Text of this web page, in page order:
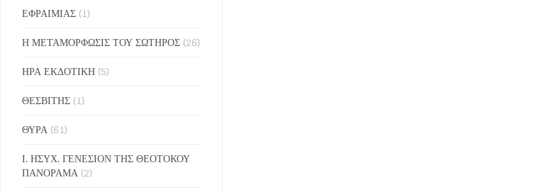
ΕΦΡΑΙΜΙΑΣ (1)
Η ΜΕΤΑΜΟΡΦΩΣΙΣ ΤΟΥ ΣΩΤΗΡΟΣ (26)
ΗΡΑ ΕΚΔΟΤΙΚΗ (5)
ΘΕΣΒΙΤΗΣ (1)
ΘΥΡΑ (61)
Ι. ΗΣΥΧ. ΓΕΝΕΣΙΟΝ ΤΗΣ ΘΕΟΤΟΚΟΥ
ΠΑΝΟΡΑΜΑ (2)